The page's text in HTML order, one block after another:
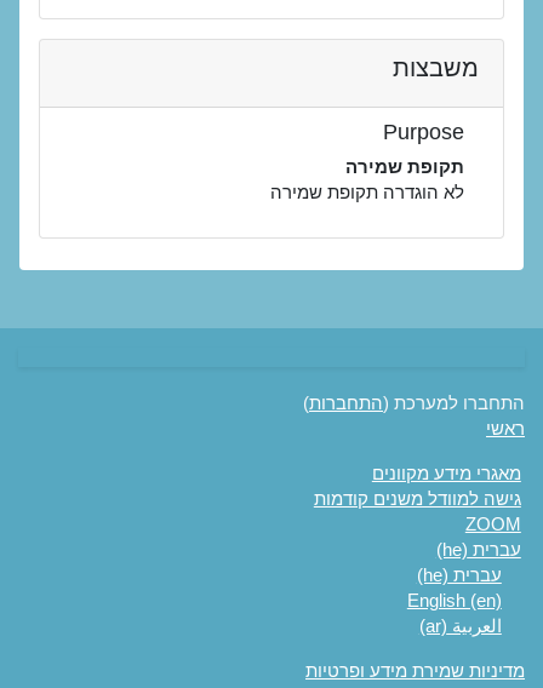
משבצות
Purpose
תקופת שמירה
לא הוגדרה תקופת שמירה
התחברו למערכת (התחברות)
ראשי
מאגרי מידע מקוונים
גישה למוודל משנים קודמות
ZOOM
עברית ‎(he)‎
עברית ‎(he)‎
English ‎(en)‎
العربية ‎(ar)‎
מדיניות שמירת מידע ופרטיות